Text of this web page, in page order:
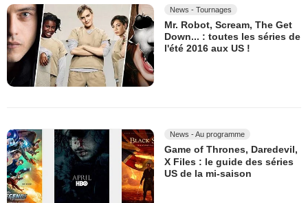
News - Tournages
Mr. Robot, Scream, The Get
Down... : toutes les séries de
l'été 2016 aux US !
News - Au programme
Game of Thrones, Daredevil,
X Files : le guide des séries
US de la mi-saison